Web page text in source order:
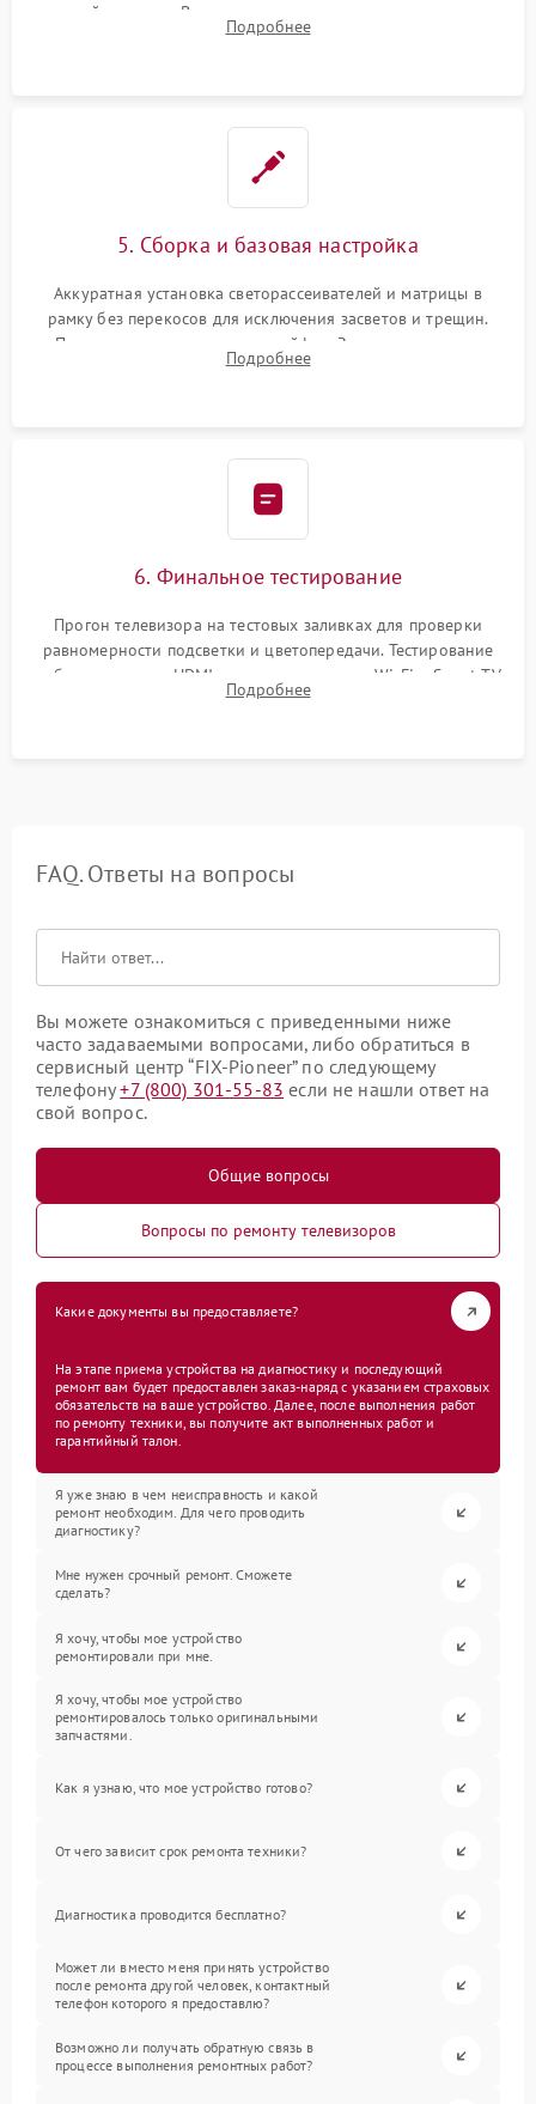
хрупкой матрицы. Восстановление поврежденных дорожек,
прошивка микросхем памяти EEPROM
Подробнее
5. Сборка и базовая настройка
Аккуратная установка светорассеивателей и матрицы в
рамку без перекосов для исключения засветов и трещин.
Подключение внутренних шлейфов. Закрытие корпуса.
Сброс настроек и обновление программного обеспечения.
Подробнее
6. Финальное тестирование
Прогон телевизора на тестовых заливках для проверки
равномерности подсветки и цветопередачи. Тестирование
работы разъемов HDMI, динамиков, модуля Wi-Fi и Smart TV
в рабочем режиме в течение нескольких часов.
Подробнее
FAQ. Ответы на вопросы
Вы можете ознакомиться с приведенными ниже
часто задаваемыми вопросами, либо обратиться в
сервисный центр “FIX-Pioneer” по следующему
телефону+7 (800) 301-55-83 если не нашли ответ на
свой вопрос.
Общие вопросы
Вопросы по ремонту телевизоров
Какие документы вы предоставляете?
На этапе приема устройства на диагностику и последующий
ремонт вам будет предоставлен заказ-наряд с указанием страховых
обязательств на ваше устройство. Далее, после выполнения работ
по ремонту техники, вы получите акт выполненных работ и
гарантийный талон.
Я уже знаю в чем неисправность и какой
ремонт необходим. Для чего проводить
диагностику?
Мне нужен срочный ремонт. Сможете
сделать?
Я хочу, чтобы мое устройство
ремонтировали при мне.
Я хочу, чтобы мое устройство
ремонтировалось только оригинальными
запчастями.
Как я узнаю, что мое устройство готово?
От чего зависит срок ремонта техники?
Диагностика проводится бесплатно?
Может ли вместо меня принять устройство
после ремонта другой человек, контактный
телефон которого я предоставлю?
Возможно ли получать обратную связь в
процессе выполнения ремонтных работ?